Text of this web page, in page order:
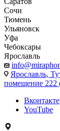
Сочи
Тюмень
Ульяновск
Уфа
Чебоксары
Ярославль
Ярославль,
помещение 222
Вконтакте
YouTube